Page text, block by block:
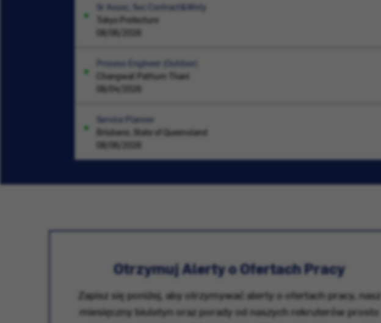
Sr Assoc, Svc Contract&Wnty
Tokyo Prefecture
08/06/2026
Process Engineer (Outdoor)
Changwat Pathum Thani
08/04/2026
Service Planner
Brisbane, State of Queensland
08/06/2026
Otrzymuj Alerty o Ofertach Pracy
Zapisz się poniżej, aby otrzymywać alerty o ofertach pracy, nasz
miesięczny biuletyn oraz porady od naszych rekruterów prosto